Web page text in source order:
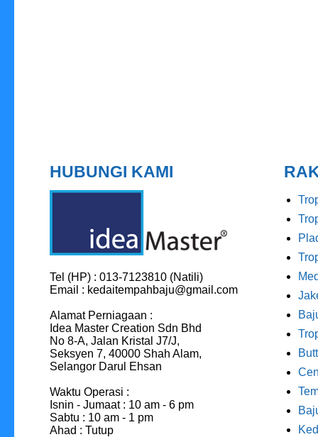
HUBUNGI KAMI
Tel (HP) : 013-7123810 (Natili)
Email : kedaitempahbaju@gmail.com
Alamat Perniagaan :
Idea Master Creation Sdn Bhd
No 8-A, Jalan Kristal J7/J,
Seksyen 7, 40000 Shah Alam,
Selangor Darul Ehsan
Waktu Operasi :
Isnin - Jumaat : 10 am - 6 pm
Sabtu : 10 am - 1 pm
Ahad : Tutup